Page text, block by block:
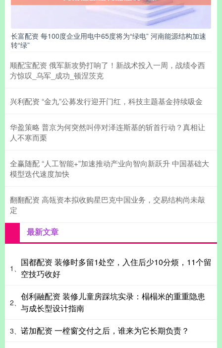
长富配资 每100度企业用电中65度将为“绿电” 河南能源结构加速
转“绿”
顺配宝配资 俄军新攻势打响了！新战术投入一周，战绩令西
方惊叹_乌军_成功_顿涅茨克
兴利配资 “金九”公募发行迎开门红，科技主题基金持续吸金
华盈策略 普京为何突然叫停对泽连斯基的斩首行动？真相让
人不寒而栗
全赢随配 “人工智能+”加速推动产业向智向新跃升 中国基础大
模型迭代速度加快
翻翻配资 高瓴资本拟收购星巴克中国业务，交易结构尚未敲
定
最新文章
1、
国都配资 装修时多留1处空，入住后少10分烦，11个留
空技巧收好
2、
创利融配资 装修儿童房踩坑实录：榻榻米的重重隐患
与成长型设计指南
3、 诺加配资 一樘窗交付之后，谁来为它长期负责？